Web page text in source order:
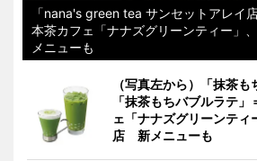
「nana's green tea サンセットアレイ
本茶カフェ「ナナズグリーンティー」
メニューも
（写真左から）「抹茶も
「抹茶もちバブルラテ
ェ「ナナズグリーンティ
店 新メニューも